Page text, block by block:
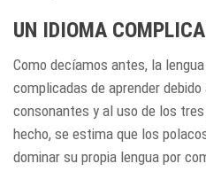
UN IDIOMA
Como decíamos antes, la
complicadas de aprender
consonantes y al uso de los
hecho, se estima que los
dominar su propia lengua por